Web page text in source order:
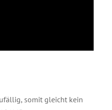
somit gleicht kein